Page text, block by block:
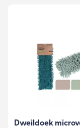
Dweildoek